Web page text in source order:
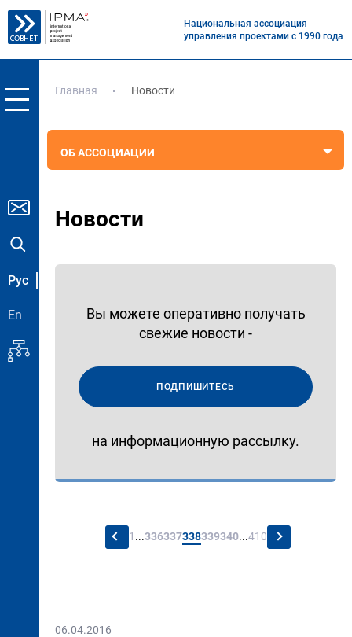
Национальная ассоциация
управления проектами с 1990 года
Рус
En
Главная Новости
ОБ АССОЦИАЦИИ
Новости
Вы можете оперативно получать
свежие новости -
ПОДПИШИТЕСЬ
на информационную рассылку.
← 1 ...336337338339340...410 →
06.04.2016